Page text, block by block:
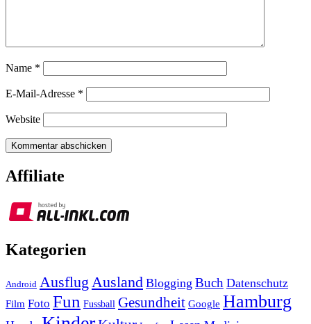
Name *
E-Mail-Adresse *
Website
Affiliate
Kategorien
Android Ausflug Ausland Blogging Buch Datenschutz
Film Foto Fun Fussball Gesundheit Google Hamburg